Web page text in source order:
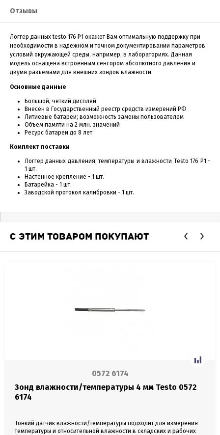
Отзывы
Логгер данных testo 176 P1 окажет Вам оптимальную поддержку при
необходимости в надежном и точном документировании параметров
условий окружающей среды, например, в лабораториях. Данная
модель оснащена встроенным сенсором абсолютного давления и
двумя разъемами для внешних зондов влажности.
Основные данные
Большой, четкий дисплей
Внесён в Государственный реестр средств измерений РФ
Литиевые батареи; возможность замены пользователем
Объем памяти на 2 млн. значений
Ресурс батареи до 8 лет
Комплект поставки
Логгер данных давления, температуры и влажности Testo 176 P1 -
1 шт.
Настенное крепление - 1 шт.
Батарейка - 1 шт.
Заводской протокол калибровки - 1 шт.
С ЭТИМ ТОВАРОМ ПОКУПАЮТ
0572 6174
Зонд влажности/температуры 4 мм Testo 0572
6174
Тонкий датчик влажности/температуры подходит для измерения
температуры и относительной влажности в складских и рабочих